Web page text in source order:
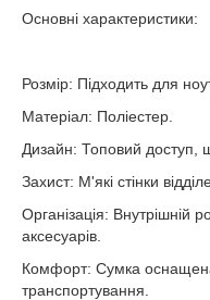
Основні характеристики:
Розмір: Підходить для
Матеріал: Поліестер.
Дизайн: Топовий доступ,
Захист: М'які стінки
Організація: Внутрішній
аксесуарів.
Комфорт: Сумка
транспортування.